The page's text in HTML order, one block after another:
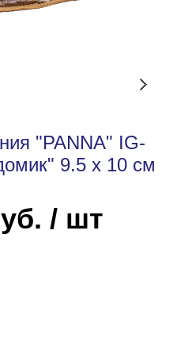
"PANNA" IG-
9.5 х 10 см
/ шт